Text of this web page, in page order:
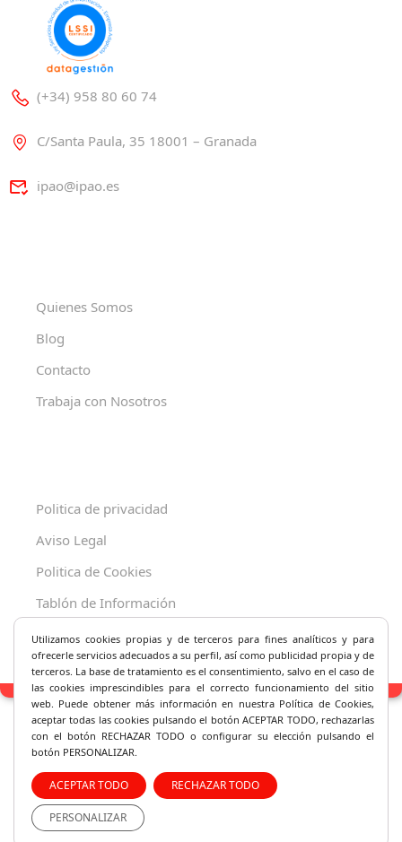
(+34) 958 80 60 74
C/Santa Paula, 35 18001 – Granada
ipao@ipao.es
Quienes Somos
Blog
Contacto
Trabaja con Nosotros
Politica de privacidad
Aviso Legal
Politica de Cookies
Tablón de Información
Decreto 625/2019
Utilizamos cookies propias y de terceros para fines analíticos y para
ofrecerle servicios adecuados a su perfil, así como publicidad propia y de
terceros. La base de tratamiento es el consentimiento, salvo en el caso de
las cookies imprescindibles para el correcto funcionamiento del sitio
web. Puede obtener más información en nuestra Política de Cookies,
aceptar todas las cookies pulsando el botón ACEPTAR TODO, rechazarlas
con el botón RECHAZAR TODO o configurar su elección pulsando el
botón PERSONALIZAR.
ACEPTAR TODO RECHAZAR TODO
PERSONALIZAR